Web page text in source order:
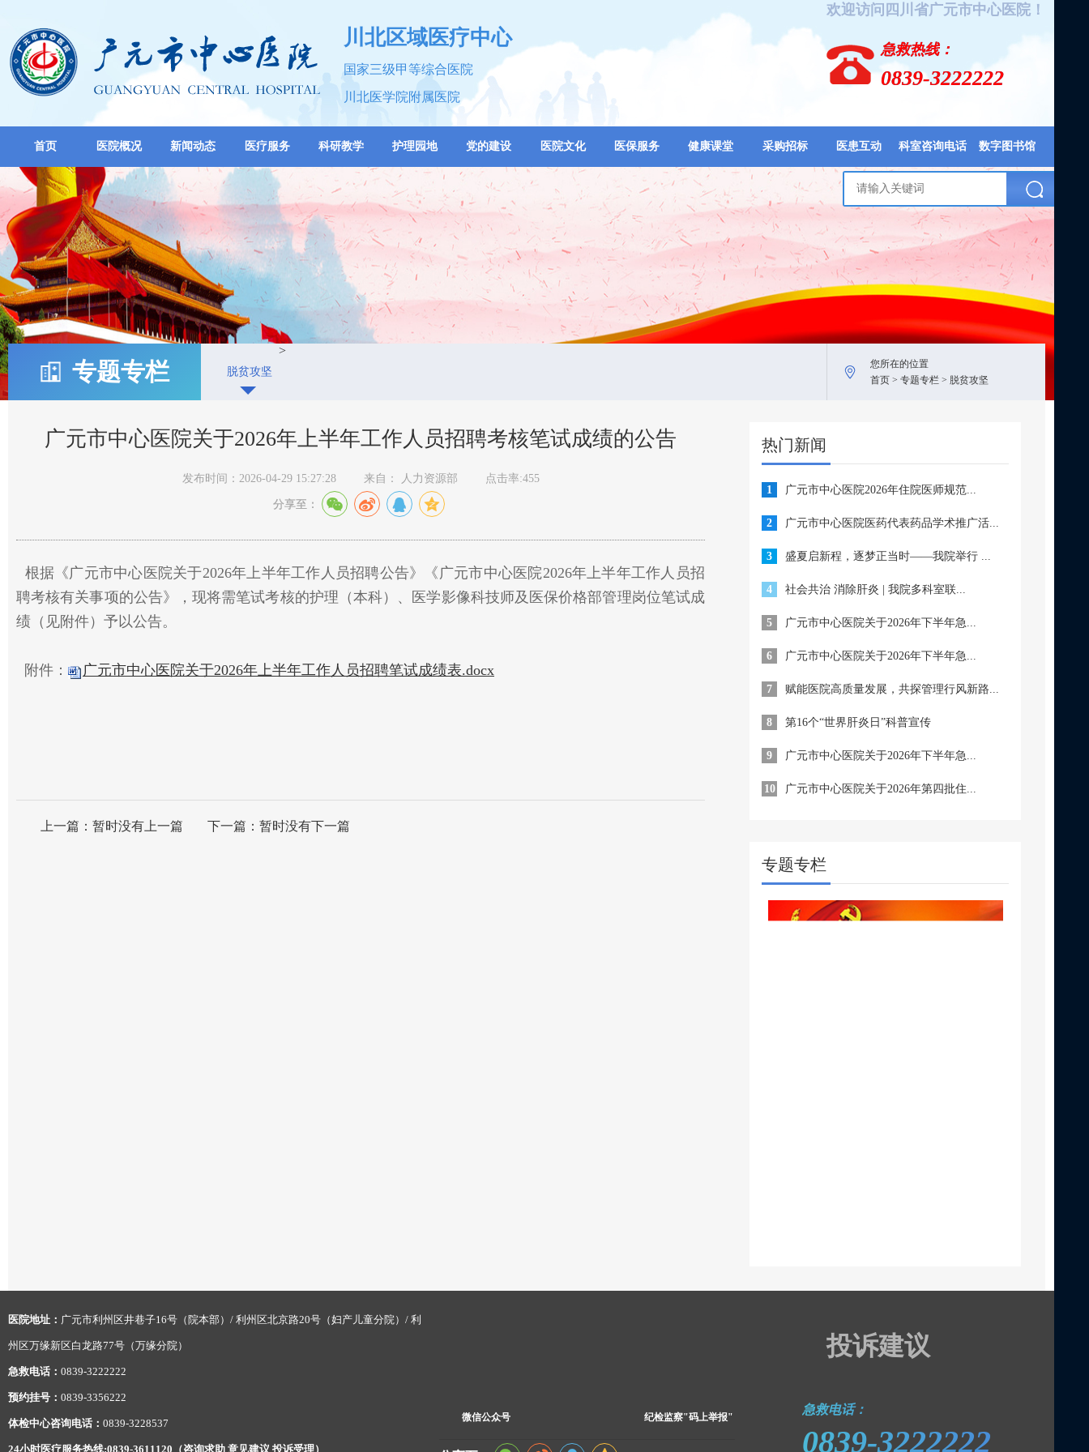
川北区域医疗中心
国家三级甲等综合医院
川北医学院附属医院
欢迎访问四川省广元市中心医院！
急救热线：
0839-3222222
首页 医院概况 新闻动态 医疗服务 科研教学 护理园地 党的建设 医院文化 医保服务 健康课堂 采购招标 医患互动 科室咨询电话 数字图书馆
专题专栏 脱贫攻坚
>
您所在的位置
首页 > 专题专栏 > 脱贫攻坚
广元市中心医院关于2026年上半年工作人员招聘考核笔试成绩的公告
发布时间：2026-04-29 15:27:28 来自： 人力资源部 点击率:455
分享至：
根据《广元市中心医院关于2026年上半年工作人员招聘公告》《广元市中心医院2026年上半年工作人员招
聘考核有关事项的公告》，现将需笔试考核的护理（本科）、医学影像科技师及医保价格部管理岗位笔试成
绩（见附件）予以公告。
附件： 广元市中心医院关于2026年上半年工作人员招聘笔试成绩表.docx
上一篇： 暂时没有上一篇 下一篇： 暂时没有下一篇
热门新闻
1 广元市中心医院2026年住院医师规范...
2 广元市中心医院医药代表药品学术推广活...
3 盛夏启新程，逐梦正当时——我院举行 ...
4 社会共治 消除肝炎 | 我院多科室联...
5 广元市中心医院关于2026年下半年急...
6 广元市中心医院关于2026年下半年急...
7 赋能医院高质量发展，共探管理行风新路...
8 第16个“世界肝炎日”科普宣传
9 广元市中心医院关于2026年下半年急...
10 广元市中心医院关于2026年第四批住...
专题专栏
医院地址： 广元市利州区井巷子16号（院本部）/ 利州区北京路20号（妇产儿童分院）/ 利
州区万缘新区白龙路77号（万缘分院）
急救电话： 0839-3222222
预约挂号： 0839-3356222
体检中心咨询电话： 0839-3228537
24小时医疗服务热线:0839-3611120（咨询求助 意见建议 投诉受理）
微信公众号 纪检监察"码上举报"
投诉建议
急救电话：
0839-3222222